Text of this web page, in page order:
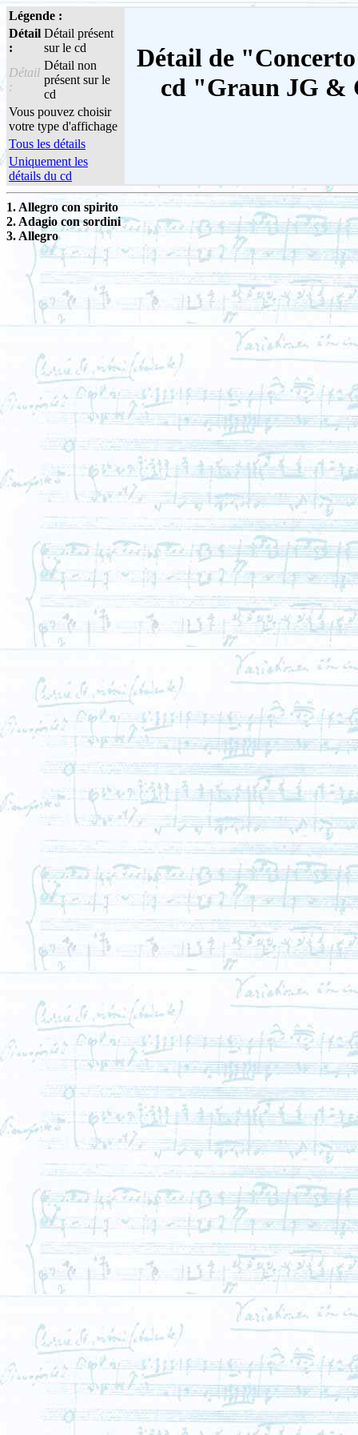
Légende :
Détail de
cd "Graun JG &
Détail
:
Détail présent
sur le cd
Détail
:
Détail non
présent sur le
cd
Vous pouvez choisir
votre type d'affichage
Tous les détails
Uniquement les
détails du cd
1. Allegro con spirito
2. Adagio con sordini
3. Allegro